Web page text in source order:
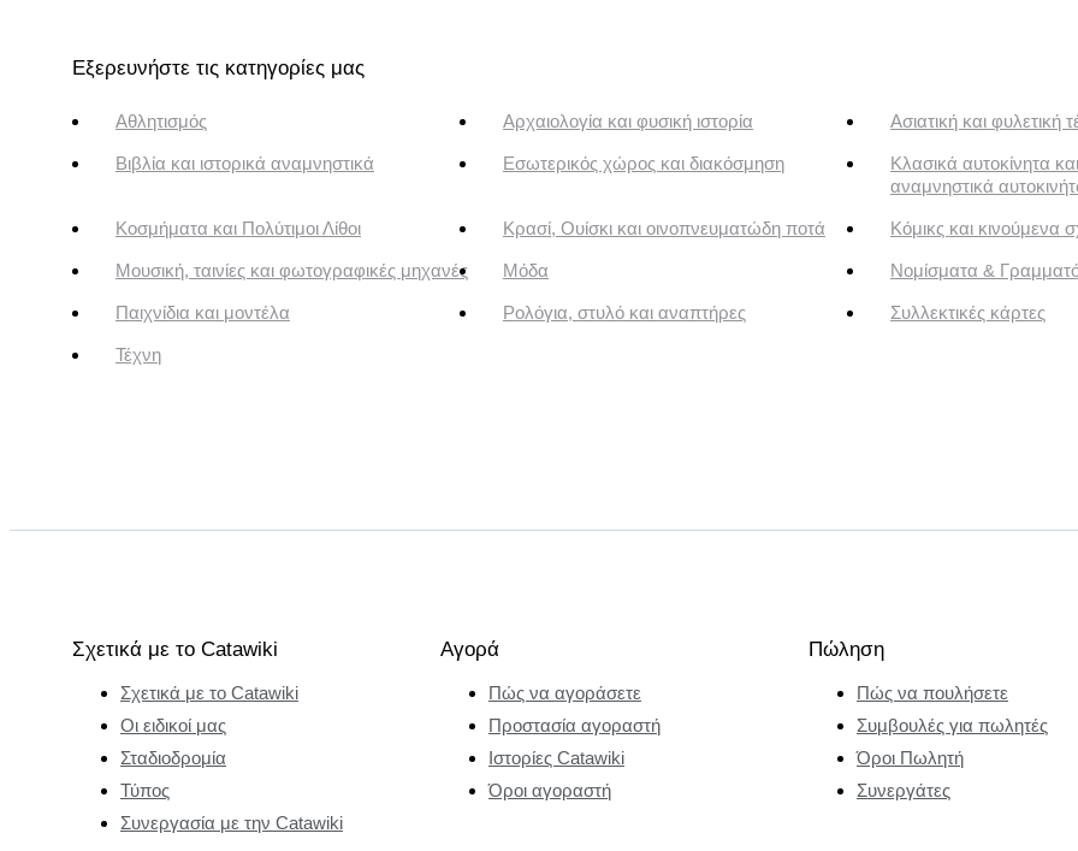
Εξερευνήστε τις κατηγορίες μας
Αθλητισμός Αρχαιολογία και φυσική ιστορία Ασιατική και φυλετική
Βιβλία και ιστορικά αναμνηστικά Εσωτερικός χώρος και διακόσμηση
Κλασικά αυτοκίνητα
αναμνηστικά
Κοσμήματα και Πολύτιμοι Λίθοι Κρασί, Ουίσκι και οινοπνευματώδη ποτά Κόμικς και κινούμενα
Μουσική, ταινίες και φωτογραφικές μηχανές Μόδα Νομίσματα &
Παιχνίδια και μοντέλα Ρολόγια, στυλό και αναπτήρες Συλλεκτικές κάρτες
Τέχνη
Σχετικά με το Catawiki
Σχετικά με το Catawiki
Οι ειδικοί μας
Σταδιοδρομία
Τύπος
Συνεργασία με την Catawiki
Αγορά
Πώς να αγοράσετε
Προστασία αγοραστή
Ιστορίες Catawiki
Όροι αγοραστή
Πώληση
Πώς να πουλήσετε
Συμβουλές για πωλητές
Όροι Πωλητή
Συνεργάτες